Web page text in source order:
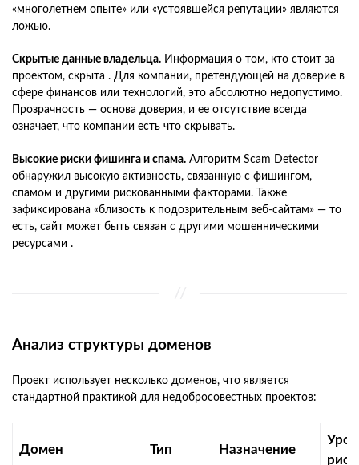
«многолетнем опыте» или «устоявшейся репутации» являются
ложью.
Скрытые данные владельца. Информация о том, кто стоит за
проектом, скрыта . Для компании, претендующей на доверие в
сфере финансов или технологий, это абсолютно недопустимо.
Прозрачность — основа доверия, и ее отсутствие всегда
означает, что компании есть что скрывать.
Высокие риски фишинга и спама. Алгоритм Scam Detector
обнаружил высокую активность, связанную с фишингом,
спамом и другими рискованными факторами. Также
зафиксирована «близость к подозрительным веб-сайтам» — то
есть, сайт может быть связан с другими мошенническими
ресурсами .
Анализ структуры доменов
Проект использует несколько доменов, что является
стандартной практикой для недобросовестных проектов:
Домен Тип Назначение